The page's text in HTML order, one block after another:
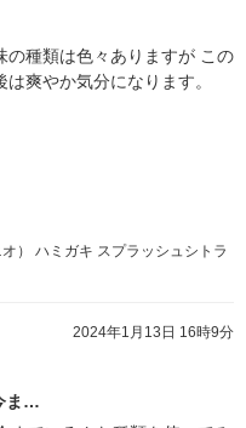
の種類は色々ありますが この
爽やか気分になります。
） ハミガキ スプラッシュシトラ
2024年1月13日 16時9分
ま…